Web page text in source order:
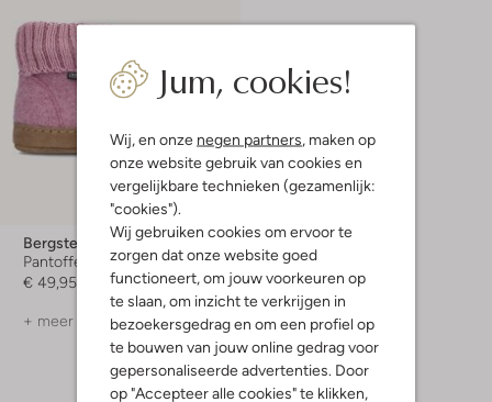
Jum, cookies!
Wij, en onze negen partners , maken op
onze website gebruik van cookies en
vergelijkbare technieken (gezamenlijk:
"cookies").
Wij gebruiken cookies om ervoor te
zorgen dat onze website goed
functioneert, om jouw voorkeuren op
te slaan, om inzicht te verkrijgen in
bezoekersgedrag en om een profiel op
te bouwen van jouw online gedrag voor
gepersonaliseerde advertenties. Door
op "Accepteer alle cookies" te klikken,
Bergstein
Pantoffels
€ 49,95
+ meer kleuren